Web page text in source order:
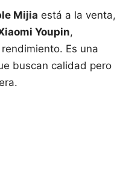
Mijia está a la venta,
Youpin,
Es una
buscan calidad pero